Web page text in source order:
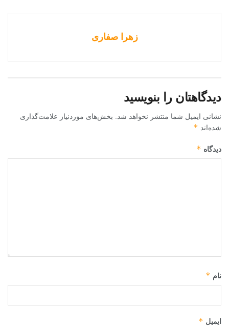
زهرا صفاری
دیدگاهتان را بنویسید
نشانی ایمیل شما منتشر نخواهد شد.
بخش‌های موردنیاز علامت‌گذاری
شده‌اند *
دیدگاه *
نام *
ایمیل *